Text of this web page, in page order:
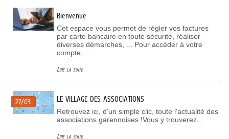
Bienvenue
Cet espace vous permet de régler vos factures
par carte bancaire en toute sécurité, réaliser
diverses démarches, ... Pour accéder à votre
compte, ...
Lire la suite
27/03 LE VILLAGE DES ASSOCIATIONS
Retrouvez ici, d'un simple clic, toute l'actualité des
associations garennoises !Vous y trouverez...
Lire la suite